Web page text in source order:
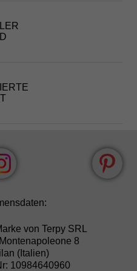
von Terpy SRL
8
(Italien)
10984640960